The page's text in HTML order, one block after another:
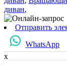
диван,
Отправить
WhatsApp
x